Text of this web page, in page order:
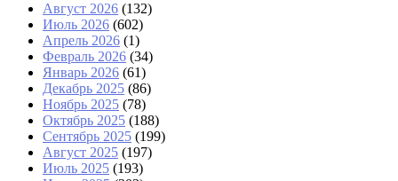
Август 2026 (132)
Июль 2026 (602)
Апрель 2026 (1)
Февраль 2026 (34)
Январь 2026 (61)
Декабрь 2025 (86)
Ноябрь 2025 (78)
Октябрь 2025 (188)
Сентябрь 2025 (199)
Август 2025 (197)
Июль 2025 (193)